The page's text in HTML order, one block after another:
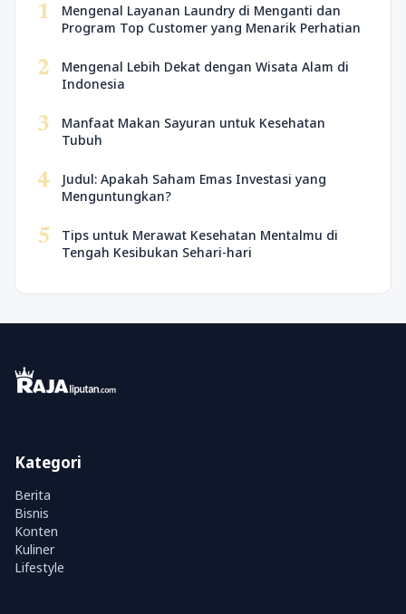
1
Mengenal Layanan Laundry di Menganti dan
Program Top Customer yang Menarik Perhatian
2
Mengenal Lebih Dekat dengan Wisata Alam di
Indonesia
3
Manfaat Makan Sayuran untuk Kesehatan
Tubuh
4
Judul: Apakah Saham Emas Investasi yang
Menguntungkan?
5
Tips untuk Merawat Kesehatan Mentalmu di
Tengah Kesibukan Sehari-hari
Kategori
Berita
Bisnis
Konten
Kuliner
Lifestyle